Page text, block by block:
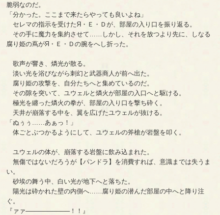
脆弱なのだ。
「分かった。ここまで来たらやっても良いよね」
セレマの指示を受けたЯ・Ｅ・Ｄが、部屋の入り口を振り返る。
その手に魔力を集約させて……しかし、それを放つより先に、しなる
腐り姫の蔦がЯ・Ｅ・Ｄの腕をへし折った。
歌声が響き、燐光が散る。
淡い光を浴びながら刺幻と武器商人が前へ出た。
腐り姫の攻撃を、自分たちへと集めているのだ。
その隙を突いて、ユウェルと燐火が部屋の入口へと駆ける。
極光を纏った燐火の拳が、部屋の入り口を撃ち砕く。
天井が崩落する中を、翼を広げたユウェルが抜ける。
「ぬぅぅ……あぁっ！」
体ごとぶつかるようにして、ユウェルの斧槍が岩盤を叩く。
ユウェルの体が、崩落する岩盤に飲み込まれた。
無傷ではないだろうが【パンドラ】を消費すれば、意識までは失うま
い。
砂埃の舞う中、白い光が地下へと落ちた。
陽光は砕かれた壁の内側へ……腐り姫の潜んだ部屋の中へと降り注
ぐ。
『ァァ──────────！！』